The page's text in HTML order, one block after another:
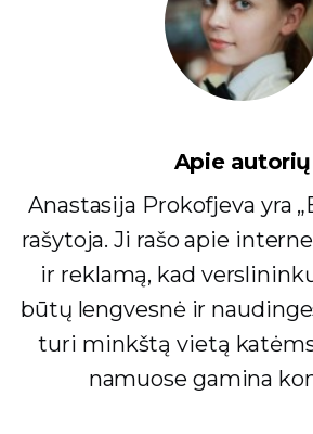
Apie autorių
Anastasija Prokofjeva yra
rašytoja. Ji rašo apie
ir reklamą, kad
būtų lengvesnė ir
turi minkštą vietą
namuose gamina